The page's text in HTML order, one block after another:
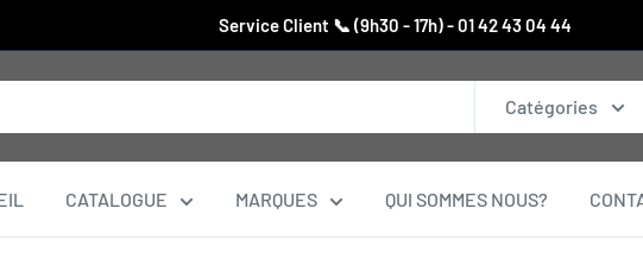
Service Client 📞 (9h30 - 17h) - 01 42 43 04 44
Catégories
CATALOGUE MARQUES QUI SOMMES NOUS?